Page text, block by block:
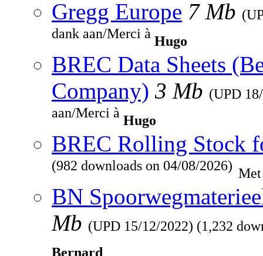
Gregg Europe 7 Mb
dank aan/Merci à Hugo
BREC Data Sheets
Company) 3 Mb (UPD
aan/Merci à Hugo
BREC Rolling Stock
(982 downloads on 04/08/2026)
BN
Mb (UPD 15/12/2022) (1,232
Bernard